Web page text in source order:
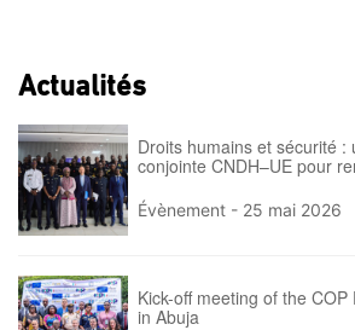
Actualités
Droits humains et sécurité :
conjointe CNDH–UE pour
Évènement - 25 mai 2026
Kick-off meeting of the
in Abuja